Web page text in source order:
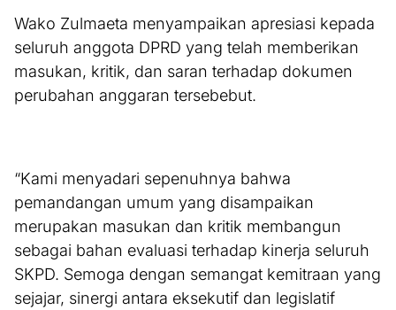
Wako Zulmaeta menyampaikan apresiasi kepada
seluruh anggota DPRD yang telah memberikan
masukan, kritik, dan saran terhadap dokumen
perubahan anggaran tersebebut.
“Kami menyadari sepenuhnya bahwa
pemandangan umum yang disampaikan
merupakan masukan dan kritik membangun
sebagai bahan evaluasi terhadap kinerja seluruh
SKPD. Semoga dengan semangat kemitraan yang
sejajar, sinergi antara eksekutif dan legislatif